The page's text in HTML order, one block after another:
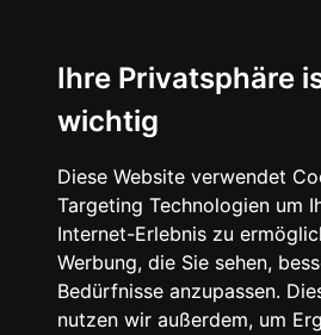
Ihre Privatsphäre
wichtig
Diese Website verwendet
Targeting Technologien um
Internet-Erlebnis zu
Werbung, die Sie sehen,
Bedürfnisse anzupassen.
nutzen wir außerdem, um